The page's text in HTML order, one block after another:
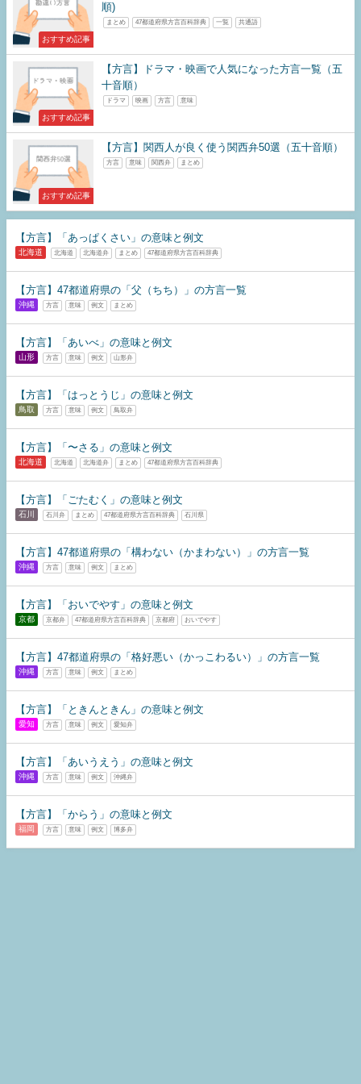
おすすめ記事
順)
まとめ 47都道府県方言百科辞典 一覧 共通語
おすすめ記事
【方言】ドラマ・映画で人気になった方言一覧（五
十音順）
ドラマ 映画 方言 意味
おすすめ記事
【方言】関西人が良く使う関西弁50選（五十音順）
方言 意味 関西弁 まとめ
【方言】「あっぱくさい」の意味と例文
北海道 北海道 北海道弁 まとめ 47都道府県方言百科辞典
【方言】47都道府県の「父（ちち）」の方言一覧
沖縄 方言 意味 例文 まとめ
【方言】「あいべ」の意味と例文
山形 方言 意味 例文 山形弁
【方言】「はっとうじ」の意味と例文
鳥取 方言 意味 例文 鳥取弁
【方言】「〜さる」の意味と例文
北海道 北海道 北海道弁 まとめ 47都道府県方言百科辞典
【方言】「ごたむく」の意味と例文
石川 石川弁 まとめ 47都道府県方言百科辞典 石川県
【方言】47都道府県の「構わない（かまわない）」の方言一覧
沖縄 方言 意味 例文 まとめ
【方言】「おいでやす」の意味と例文
京都 京都弁 47都道府県方言百科辞典 京都府 おいでやす
【方言】47都道府県の「格好悪い（かっこわるい）」の方言一覧
沖縄 方言 意味 例文 まとめ
【方言】「ときんときん」の意味と例文
愛知 方言 意味 例文 愛知弁
【方言】「あいうえう」の意味と例文
沖縄 方言 意味 例文 沖縄弁
【方言】「からう」の意味と例文
福岡 方言 意味 例文 博多弁